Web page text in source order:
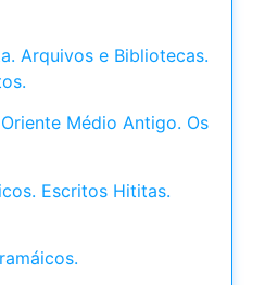
Arquivos e Bibliotecas.
Médio Antigo. Os
Escritos Hititas.